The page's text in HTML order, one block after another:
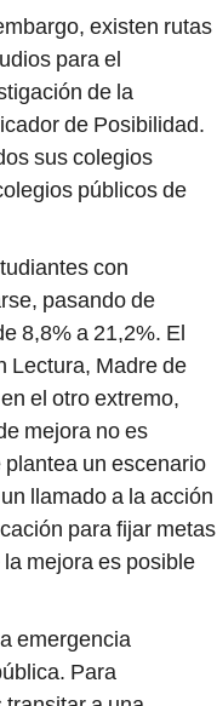
existen rutas
para el
de la
de Posibilidad.
sus colegios
públicos de
con
pasando de
8,8% a 21,2%. El
Lectura, Madre de
el otro extremo,
mejora no es
un escenario
llamado a la acción
para fijar metas
mejora es posible
emergencia
Para